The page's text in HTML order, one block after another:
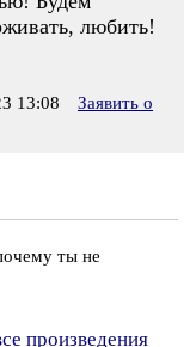
любить!
13:08
Заявить о
ты не
произведения